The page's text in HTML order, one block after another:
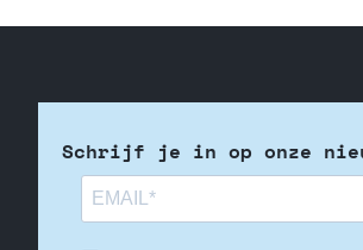
Schrijf je in op onze